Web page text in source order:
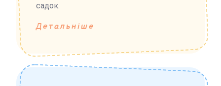
садок.
Детальніше